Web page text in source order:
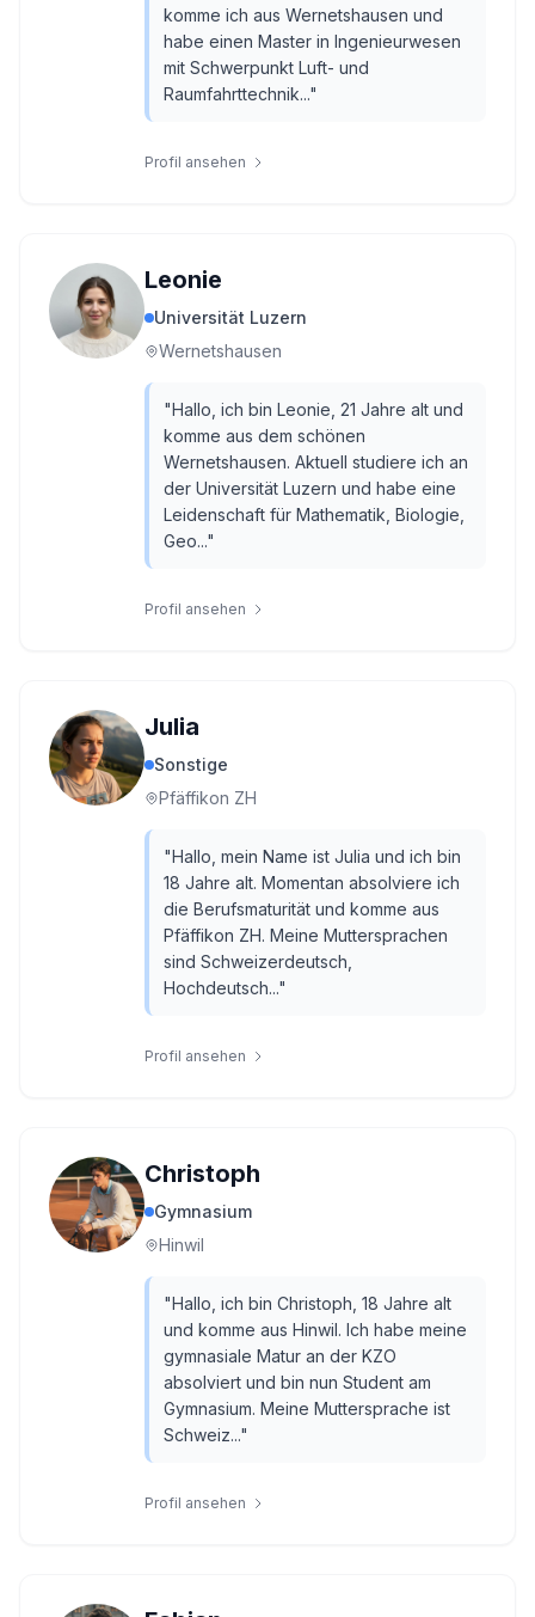
komme ich aus Wernetshausen und
habe einen Master in Ingenieurwesen
mit Schwerpunkt Luft- und
Raumfahrttechnik..."
Profil ansehen
Leonie
Universität Luzern
Wernetshausen
"Hallo, ich bin Leonie, 21 Jahre alt und
komme aus dem schönen
Wernetshausen. Aktuell studiere ich an
der Universität Luzern und habe eine
Leidenschaft für Mathematik, Biologie,
Geo..."
Profil ansehen
Julia
Sonstige
Pfäffikon ZH
"Hallo, mein Name ist Julia und ich bin
18 Jahre alt. Momentan absolviere ich
die Berufsmaturität und komme aus
Pfäffikon ZH. Meine Muttersprachen
sind Schweizerdeutsch,
Hochdeutsch..."
Profil ansehen
Christoph
Gymnasium
Hinwil
"Hallo, ich bin Christoph, 18 Jahre alt
und komme aus Hinwil. Ich habe meine
gymnasiale Matur an der KZO
absolviert und bin nun Student am
Gymnasium. Meine Muttersprache ist
Schweiz..."
Profil ansehen